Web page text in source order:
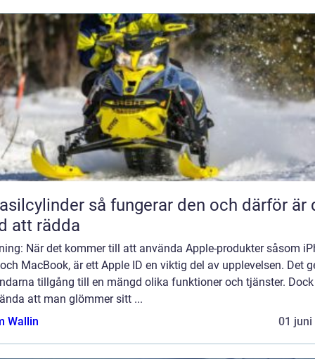
så fungerar den och därför är den
att rädda
När det kommer till att använda Apple-produkter såsom
MacBook, är ett Apple ID en viktig del av upplevelsen. Det
tillgång till en mängd olika funktioner och tjänster.
att man glömmer sitt ...
Wallin
01 juni